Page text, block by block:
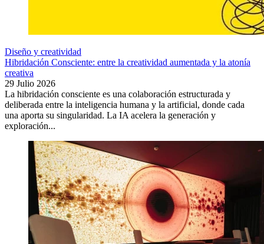
Diseño y creatividad
Hibridación Consciente: entre la creatividad aumentada y la atonía
creativa
29 Julio 2026
La hibridación consciente es una colaboración estructurada y
deliberada entre la inteligencia humana y la artificial, donde cada
una aporta su singularidad. La IA acelera la generación y
exploración...